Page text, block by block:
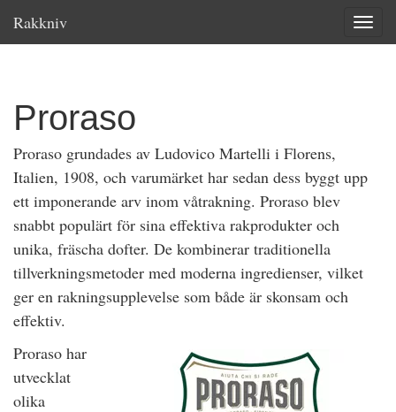
Rakkniv
Proraso
Proraso grundades av Ludovico Martelli i Florens,
Italien, 1908, och varumärket har sedan dess byggt upp
ett imponerande arv inom våtrakning. Proraso blev
snabbt populärt för sina effektiva rakprodukter och
unika, fräscha dofter. De kombinerar traditionella
tillverkningsmetoder med moderna ingredienser, vilket
ger en rakningsupplevelse som både är skonsam och
effektiv.
Proraso har
utvecklat
olika